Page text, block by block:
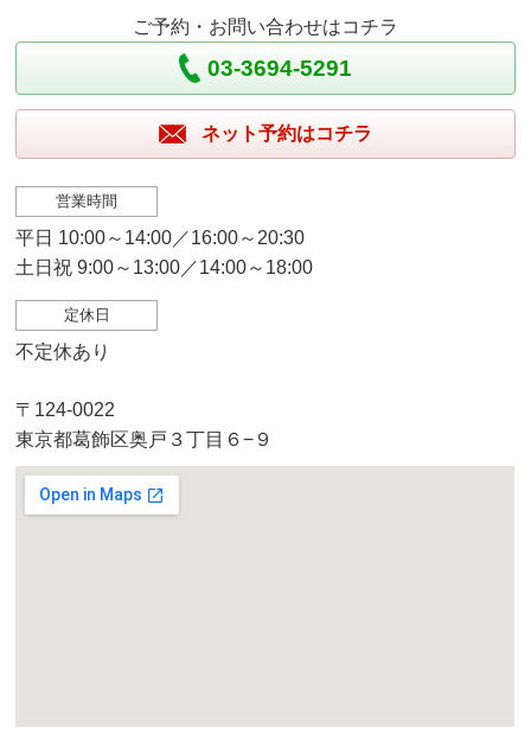
ご予約・お問い合わせはコチラ
03-3694-5291
ネット予約はコチラ
営業時間
平日 10:00～14:00／16:00～20:30
土日祝 9:00～13:00／14:00～18:00
定休日
不定休あり
〒124-0022
東京都葛飾区奥戸３丁目６−９